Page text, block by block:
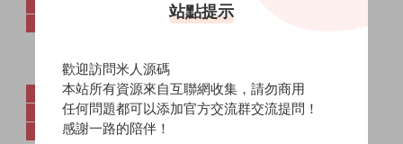
站點提示
歡迎訪問米人源碼
本站所有資源來自互聯網收集，請勿商用
任何問題都可以添加官方交流群交流提問！
感謝一路的陪伴！